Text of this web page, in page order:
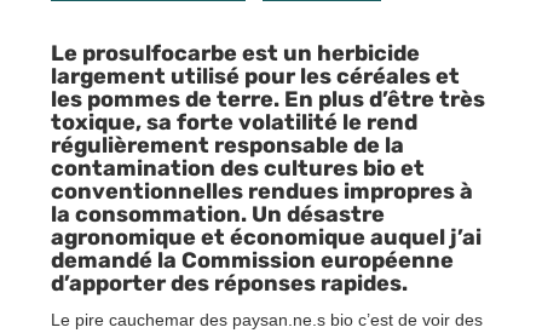
Le prosulfocarbe est un herbicide
largement utilisé pour les céréales et
les pommes de terre. En plus d’être très
toxique, sa forte volatilité le rend
régulièrement responsable de la
contamination des cultures bio et
conventionnelles rendues impropres à
la consommation. Un désastre
agronomique et économique auquel j’ai
demandé la Commission européenne
d’apporter des réponses rapides.
Le pire cauchemar des paysan.ne.s bio c’est de voir des